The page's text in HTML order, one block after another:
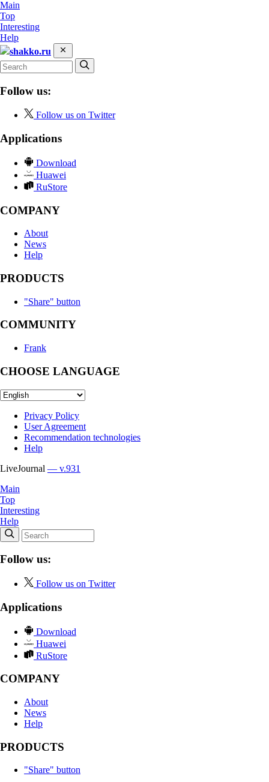
Main
Top
Interesting
Help
shakko.ru
Follow us:
Follow us on Twitter
Applications
Download
Huawei
RuStore
COMPANY
About
News
Help
PRODUCTS
"Share" button
COMMUNITY
Frank
CHOOSE LANGUAGE
Privacy Policy
User Agreement
Recommendation technologies
Help
LiveJournal — v.931
Main
Top
Interesting
Help
Follow us:
Follow us on Twitter
Applications
Download
Huawei
RuStore
COMPANY
About
News
Help
PRODUCTS
"Share" button